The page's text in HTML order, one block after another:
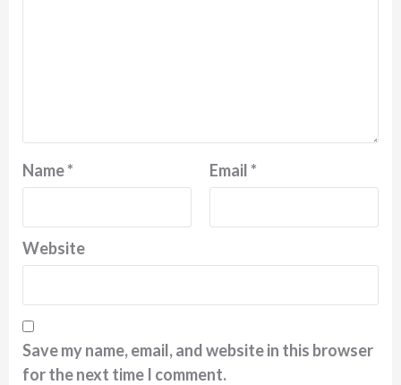
Name* Email*
Website
Save my name, email, and website in this browser
for the next time I comment.